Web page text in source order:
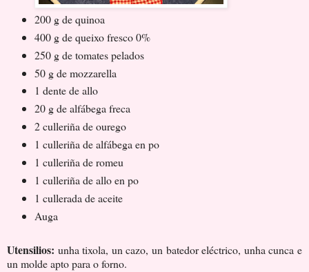
200 g de quinoa
400 g de queixo fresco 0%
250 g de tomates pelados
50 g de mozzarella
1 dente de allo
20 g de alfábega freca
2 culleriña de ourego
1 culleriña de alfábega en po
1 culleriña de romeu
1 culleriña de allo en po
1 cullerada de aceite
Auga
Utensilios: unha tixola, un cazo, un batedor eléctrico, unha cunca e
un molde apto para o forno.